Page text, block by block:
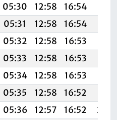
05:30 12:58 16:54
05:31 12:58 16:54
05:32 12:58 16:53
05:33 12:58 16:53
05:34 12:58 16:53
05:35 12:58 16:52
05:36 12:57 16:52